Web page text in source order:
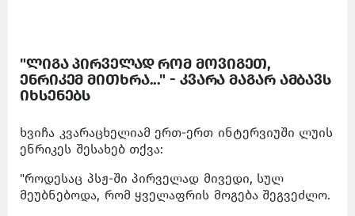
"ლიგა პირველად რომ მოვიგეთ,
ენრიკემ მითხრა..." - კვარა მაგარ ამბავს
იხსენებს
ხვიჩა კვარაცხელიამ ერთ-ერთ ინტერვიუში ლუის
ენრიკეს შესახებ თქვა:
"როდესაც პსჟ-ში პირველად მივედი, სულ
მეუბნებოდა, რომ ყველაფრის მოგება შეგვეძლო.